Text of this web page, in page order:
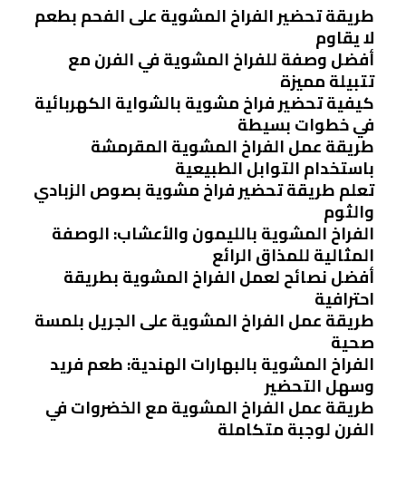
طريقة تحضير الفراخ المشوية على الفحم بطعم
لا يقاوم
أفضل وصفة للفراخ المشوية في الفرن مع
تتبيلة مميزة
كيفية تحضير فراخ مشوية بالشواية الكهربائية
في خطوات بسيطة
طريقة عمل الفراخ المشوية المقرمشة
باستخدام التوابل الطبيعية
تعلم طريقة تحضير فراخ مشوية بصوص الزبادي
والثوم
الفراخ المشوية بالليمون والأعشاب: الوصفة
المثالية للمذاق الرائع
أفضل نصائح لعمل الفراخ المشوية بطريقة
احترافية
طريقة عمل الفراخ المشوية على الجريل بلمسة
صحية
الفراخ المشوية بالبهارات الهندية: طعم فريد
وسهل التحضير
طريقة عمل الفراخ المشوية مع الخضروات في
الفرن لوجبة متكاملة